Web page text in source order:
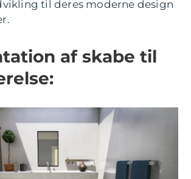
til deres moderne design
af skabe til